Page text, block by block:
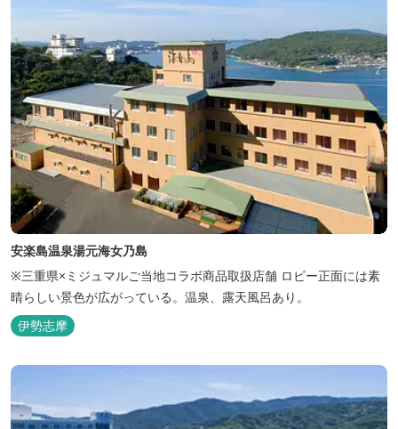
安楽島温泉湯元海女乃島
※三重県×ミジュマルご当地コラボ商品取扱店舗 ロビー正面には素
晴らしい景色が広がっている。温泉、露天風呂あり。
伊勢志摩